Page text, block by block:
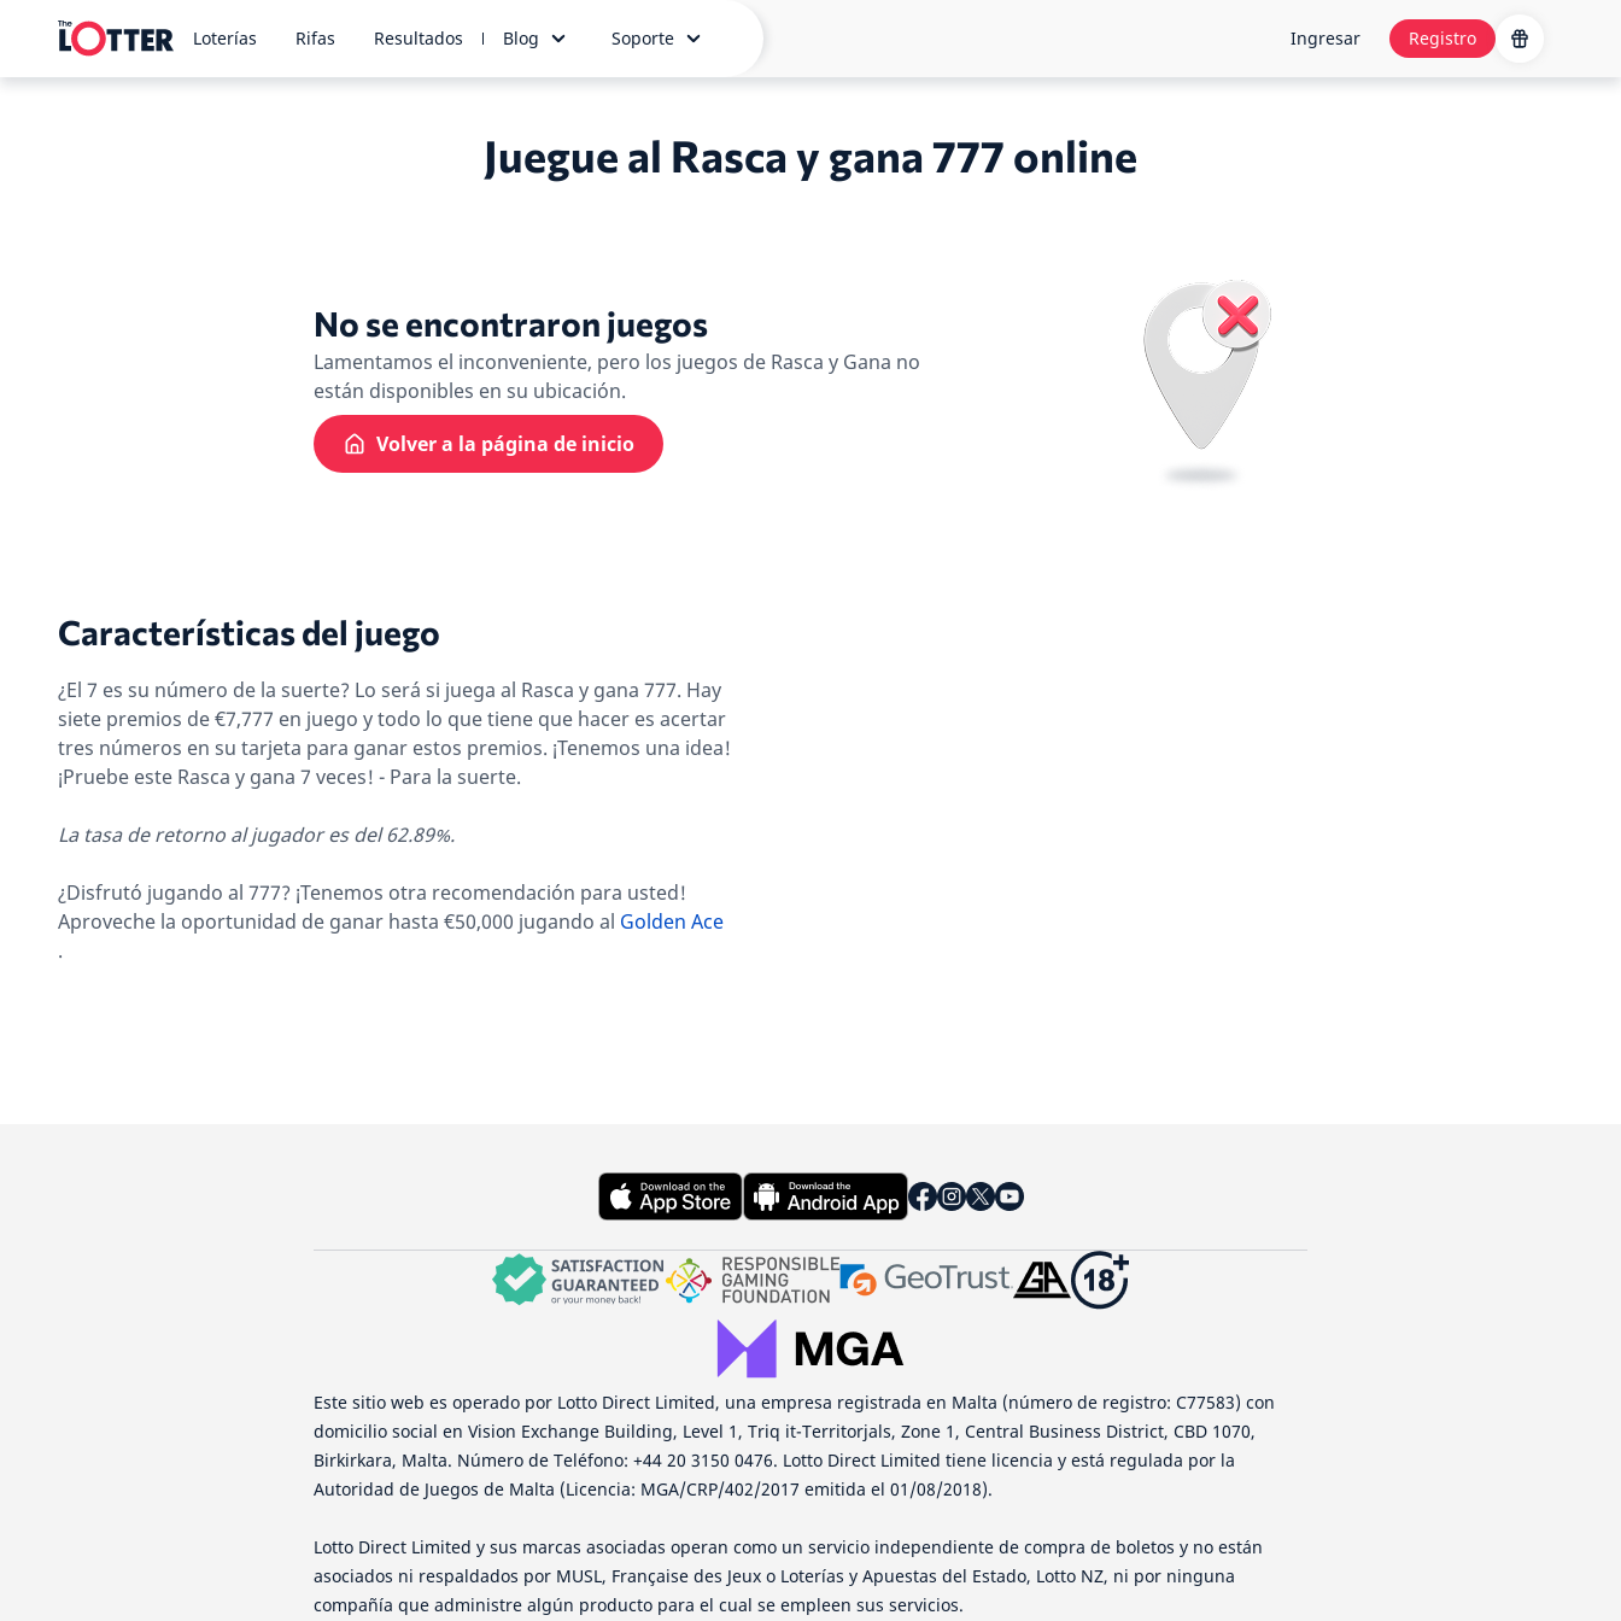
Loterías Rifas Resultados Blog Soporte Ingresar Registro
Juegue al Rasca y gana 777 online
No se encontraron juegos
Lamentamos el inconveniente, pero los juegos de Rasca y Gana no
están disponibles en su ubicación.
Volver a la página de inicio
Características del juego
¿El 7 es su número de la suerte? Lo será si juega al Rasca y gana 777. Hay
siete premios de €7,777 en juego y todo lo que tiene que hacer es acertar
tres números en su tarjeta para ganar estos premios. ¡Tenemos una idea!
¡Pruebe este Rasca y gana 7 veces! - Para la suerte.
La tasa de retorno al jugador es del 62.89%.
¿Disfrutó jugando al 777? ¡Tenemos otra recomendación para usted!
Aproveche la oportunidad de ganar hasta €50,000 jugando al Golden Ace
.
Este sitio web es operado por Lotto Direct Limited, una empresa registrada en Malta (número de registro: C77583) con
domicilio social en Vision Exchange Building, Level 1, Triq it-Territorjals, Zone 1, Central Business District, CBD 1070,
Birkirkara, Malta. Número de Teléfono: +44 20 3150 0476. Lotto Direct Limited tiene licencia y está regulada por la
Autoridad de Juegos de Malta (Licencia: MGA/CRP/402/2017 emitida el 01/08/2018).
Lotto Direct Limited y sus marcas asociadas operan como un servicio independiente de compra de boletos y no están
asociados ni respaldados por MUSL, Française des Jeux o Loterías y Apuestas del Estado, Lotto NZ, ni por ninguna
compañía que administre algún producto para el cual se empleen sus servicios.